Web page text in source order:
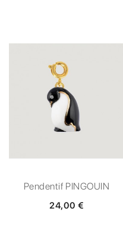
Pendentif PINGOUIN
24,00 €